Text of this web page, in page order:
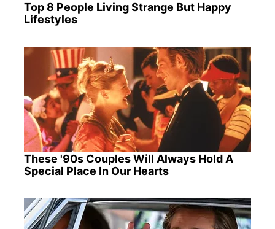
Top 8 People Living Strange But Happy
Lifestyles
These '90s Couples Will Always Hold A
Special Place In Our Hearts